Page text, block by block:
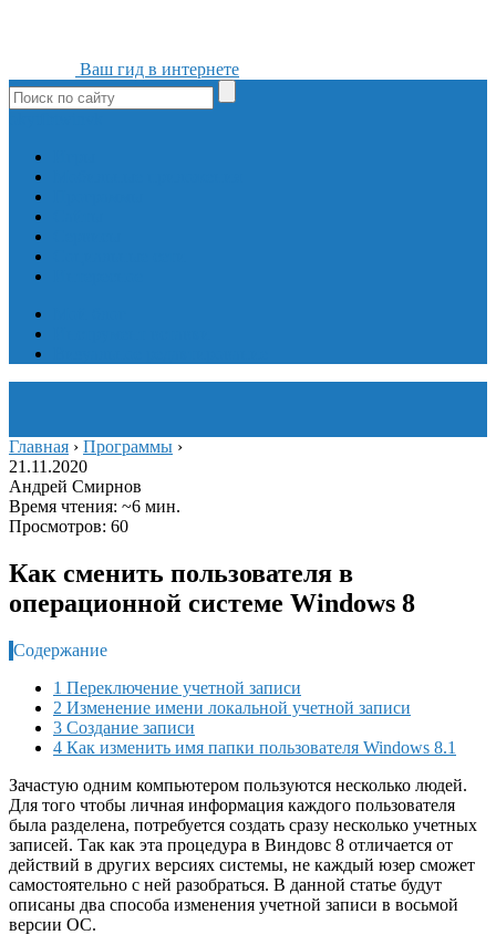
Ваш гид в интернете
Главная › Программы ›
21.11.2020
Андрей Смирнов
Время чтения: ~6 мин.
Просмотров: 60
Как сменить пользователя в
операционной системе Windows 8
Содержание
1 Переключение учетной записи
2 Изменение имени локальной учетной записи
3 Создание записи
4 Как изменить имя папки пользователя Windows 8.1
Зачастую одним компьютером пользуются несколько людей.
Для того чтобы личная информация каждого пользователя
была разделена, потребуется создать сразу несколько учетных
записей. Так как эта процедура в Виндовс 8 отличается от
действий в других версиях системы, не каждый юзер сможет
самостоятельно с ней разобраться. В данной статье будут
описаны два способа изменения учетной записи в восьмой
версии ОС.